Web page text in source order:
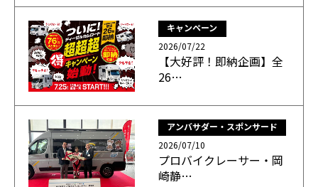
キャンペーン
2026/07/22
【大好評！即納企画】全
26…
アンバサダー・スポンサード
2026/07/10
プロバイクレーサー・岡
崎静…